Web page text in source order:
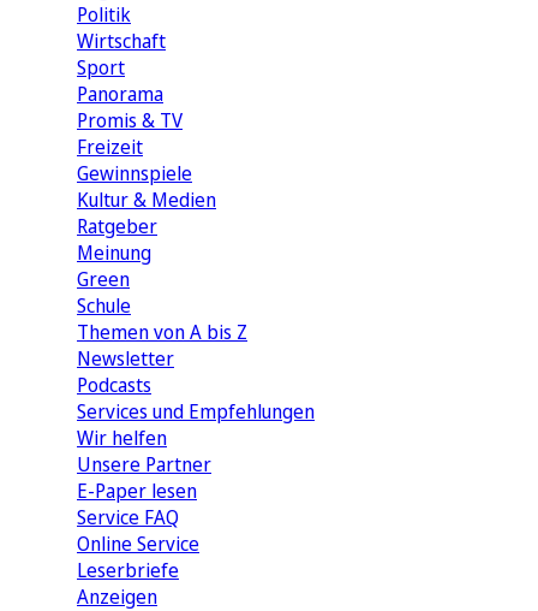
Politik
Wirtschaft
Sport
Panorama
Promis & TV
Freizeit
Gewinnspiele
Kultur & Medien
Ratgeber
Meinung
Green
Schule
Themen von A bis Z
Newsletter
Podcasts
Services und Empfehlungen
Wir helfen
Unsere Partner
E-Paper lesen
Service FAQ
Online Service
Leserbriefe
Anzeigen